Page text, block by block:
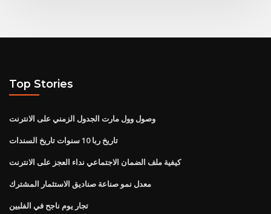
Top Stories
وصول وول مارت الجدول الزمني على الانترنت
تاريخ ربا 10 سنوات تاريخ السندات
كيفية ملف الضمان الاجتماعي نداء العجز على الانترنت
معدل نمو صناعة صناديق الاستثمار المشترك
تجار يوم ناجح في الفلبين